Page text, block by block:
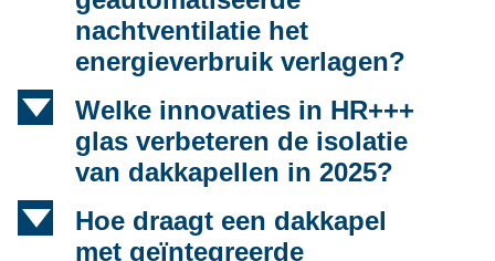
nachtventilatie het
energieverbruik verlagen?
d
Welke innovaties in HR+++
glas verbeteren de isolatie
van dakkapellen in 2025?
d
Hoe draagt een dakkapel
met geïntegreerde